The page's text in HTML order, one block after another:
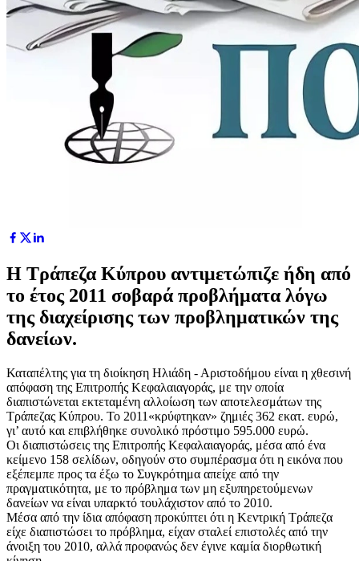
Η Τράπεζα Κύπρου αντιμετώπιζε ήδη από
το έτος 2011 σοβαρά προβλήματα λόγω
της διαχείρισης των προβληματικών της
δανείων.
Καταπέλτης για τη διοίκηση Ηλιάδη - Αριστοδήμου είναι η χθεσινή
απόφαση της Επιτροπής Κεφαλαιαγοράς, με την οποία
διαπιστώνεται εκτεταμένη αλλοίωση των αποτελεσμάτων της
Τράπεζας Κύπρου. Το 2011«κρύφτηκαν» ζημιές 362 εκατ. ευρώ,
γι’ αυτό και επιβλήθηκε συνολικό πρόστιμο 595.000 ευρώ.
Οι διαπιστώσεις της Επιτροπής Κεφαλαιαγοράς, μέσα από ένα
κείμενο 158 σελίδων, οδηγούν στο συμπέρασμα ότι η εικόνα που
εξέπεμπε προς τα έξω το Συγκρότημα απείχε από την
πραγματικότητα, με το πρόβλημα των μη εξυπηρετούμενων
δανείων να είναι υπαρκτό τουλάχιστον από το 2010.
Μέσα από την ίδια απόφαση προκύπτει ότι η Κεντρική Τράπεζα
είχε διαπιστώσει το πρόβλημα, είχαν σταλεί επιστολές από την
άνοιξη του 2010, αλλά προφανώς δεν έγινε καμία διορθωτική